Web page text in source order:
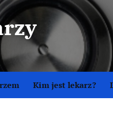
Kim jest lekarz?